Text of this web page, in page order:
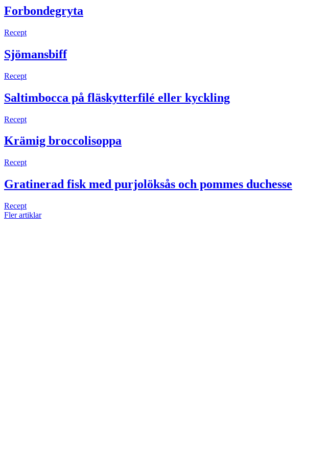
Forbondegryta
Recept
Sjömansbiff
Recept
Saltimbocca på fläsk­ytterfilé eller kyckling
Recept
Krämig broccolisoppa
Recept
Gratinerad fisk med purjolöksås och pommes duchesse
Recept
Fler artiklar